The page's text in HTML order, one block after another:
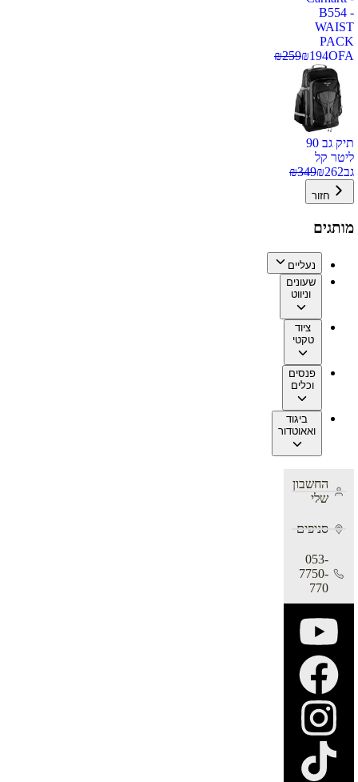
B554 -
WAIST
PACK
OFA
₪194
₪259
תיק גב 90
ליטר קל
גב
₪262
₪349
חזור
מותגים
נעליים
שעונים
וניווט
ציוד
טקטי
פנסים
וכלים
ביגוד
ואאוטדור
החשבון
שלי
סניפים
053-
7750-
770